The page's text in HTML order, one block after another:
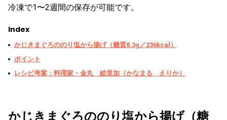
冷凍で1〜2週間の保存が可能です。
Index
かじきまぐろののり塩から揚げ（糖質8.3g／236kcal）
ポイント
レシピ考案：料理家・金丸 絵里加（かなまる えりか）
かじきまぐろののり塩から揚げ（糖